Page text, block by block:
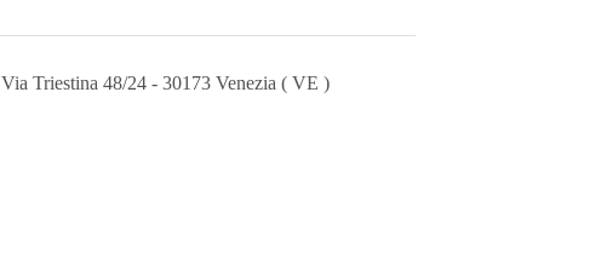
Via Triestina 48/24 - 30173 Venezia ( VE )